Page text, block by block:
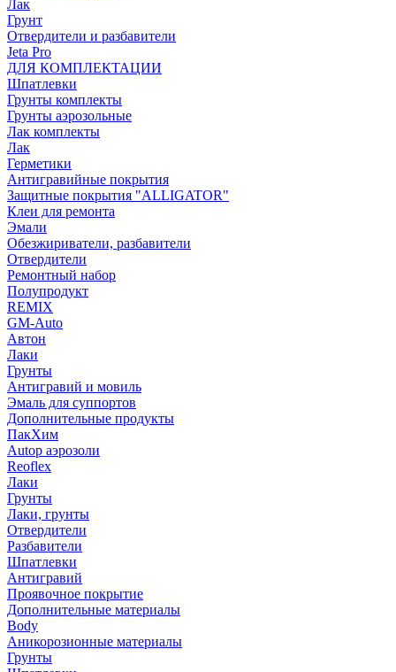
Лак
Грунт
Отвердители и разбавители
Jeta Pro
ДЛЯ КОМПЛЕКТАЦИИ
Шпатлевки
Грунты комплекты
Грунты аэрозольные
Лак комплекты
Лак
Герметики
Антигравийные покрытия
Защитные покрытия "ALLIGATOR"
Клеи для ремонта
Эмали
Обезжириватели, разбавители
Отвердители
Ремонтный набор
Полупродукт
REMIX
GM-Auto
Автон
Лаки
Грунты
Антигравий и мовиль
Эмаль для суппортов
Дополнительные продукты
ПакХим
Autop аэрозоли
Reoflex
Лаки
Грунты
Лаки, грунты
Отвердители
Разбавители
Шпатлевки
Антигравий
Проявочное покрытие
Дополнительные материалы
Body
Аникорозионные материалы
Грунты